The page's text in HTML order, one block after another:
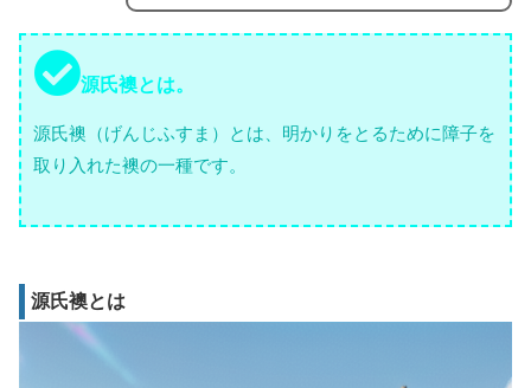
源氏襖とは。
源氏襖（げんじふすま）とは、明かりをとるために障子を
取り入れた襖の一種です。
源氏襖とは